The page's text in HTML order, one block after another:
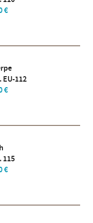
€
EU-112
€
115
€